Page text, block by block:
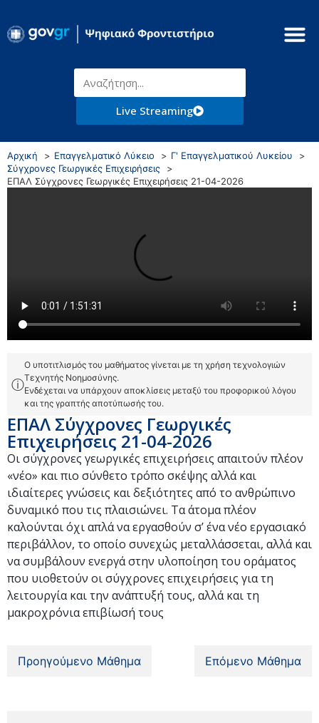
Live Streaming
Αρχική Επαγγελματικό Λύκειο
Γ' Επαγγελματικού Λυκείου
Σύγχρονες Γεωργικές Επιχειρήσεις
ΕΠΑΛ Σύγχρονες Γεωργικές Επιχειρήσεις 21-04-2026
ⓘ
Ο υποτιτλισμός του μαθήματος γίνεται με τη χρήση τεχνολογιών
Τεχνητής Νοημοσύνης.
Ενδέχεται να υπάρχουν αποκλίσεις μεταξύ του προφορικού λόγου
και της γραπτής αποτύπωσής του.
ΕΠΑΛ Σύγχρονες Γεωργικές
Επιχειρήσεις 21-04-2026
Oι σύγχρονες γεωργικές επιχειρήσεις απαιτούν πλέον
«νέο» και πιο σύνθετο τρόπο σκέψης αλλά και
ιδιαίτερες γνώσεις και δεξιότητες από το ανθρώπινο
δυναμικό που τις πλαισιώνει. Τα άτομα πλέον
καλούνται όχι απλά να εργασθούν σ’ ένα νέο εργασιακό
περιβάλλον, το οποίο συνεχώς μεταλλάσσεται, αλλά και
να συμβάλουν ενεργά στην υλοποίηση του οράματος
που υιοθετούν οι σύγχρονες επιχειρήσεις για τη
λειτουργία και την ανάπτυξή τους, αλλά και τη
μακροχρόνια επιβίωσή τους
Προηγούμενο Μάθημα Επόμενο Μάθημα